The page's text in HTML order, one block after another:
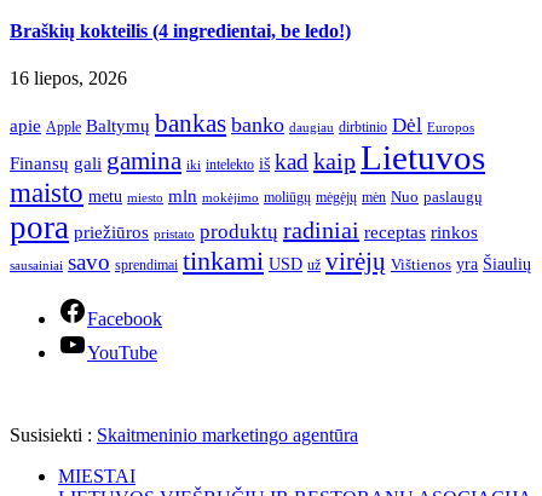
Braškių kokteilis (4 ingredientai, be ledo!)
16 liepos, 2026
apie Apple Baltymų bankas banko daugiau dirbtinio Dėl Europos
Finansų gali gamina iki intelekto iš kad kaipLietuvos
maisto metu miesto mln mokėjimo moliūgų mėgėjų mėn Nuo paslaugų
pora priežiūros pristato produktų radiniai receptas rinkos
sausainiai savo sprendimai tinkami USD už virėjų Vištienos yra Šiaulių
Facebook
YouTube
Susisiekti : Skaitmeninio marketingo agentūra
MIESTAI